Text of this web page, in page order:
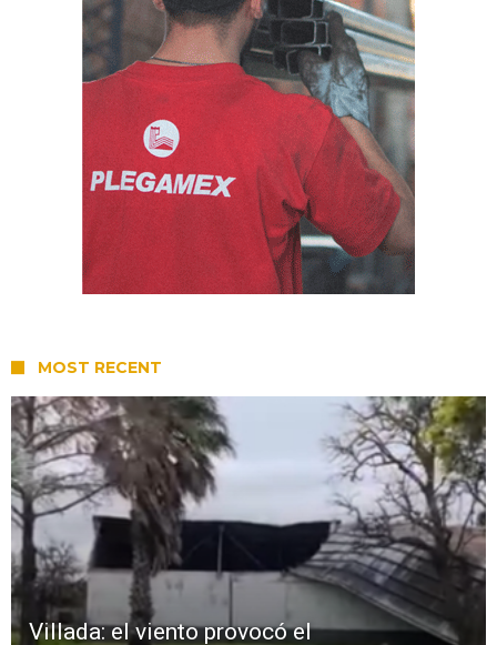
MOST RECENT
Villada: el viento provocó el